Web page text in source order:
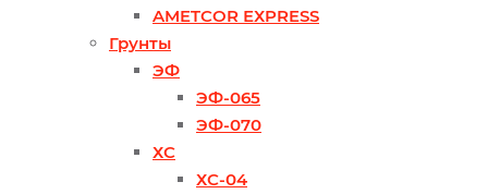
AMETCOR ЕХPRESS
Грунты
ЭФ
ЭФ-065
ЭФ-070
ХС
ХС-04